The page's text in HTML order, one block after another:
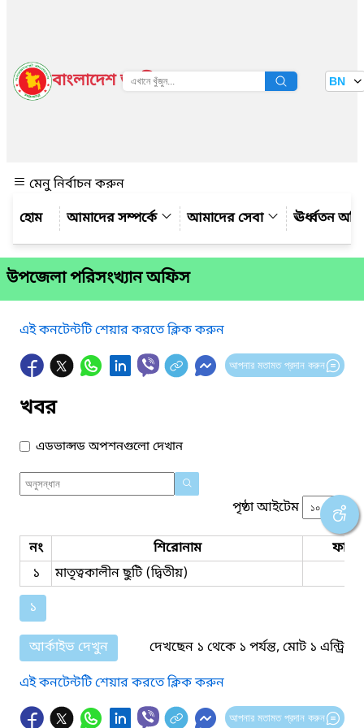
বাংলাদেশ জাতীয় তথ্য বাতায়ন BN
মেনু নির্বাচন করুন
আমাদের সম্পর্কে
আমাদের সেবা ঊর্ধ্বতন
উপজেলা পরিসংখ্যান অফিস
এই কনটেন্টটি শেয়ার করতে ক্লিক করুন
আপনার মতামত প্রদান করুন
খবর
এডভান্সড অপশনগুলো দেখান
পৃষ্ঠা আইটেম
নং শিরোনাম
ফাইল
১
মাতৃত্বকালীন ছুটি (দ্বিতীয়)
১
আর্কাইভ দেখুন
দেখছেন ১ থেকে ১ পর্যন্ত, মোট ১ এন্ট্রি
এই কনটেন্টটি শেয়ার করতে ক্লিক করুন
আপনার মতামত প্রদান করুন